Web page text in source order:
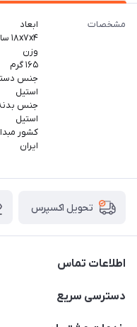
مشخصات
ابعاد
۱۸x۷x۴ سانتی‌متر
وزن
۱۶۵ گرم
جنس
استیل
جنس
استیل
کشور مبدا
ایران
تحویل اکسپرس
اطلاعات تماس
09165044753
دسترسی سریع
حساب کاربری